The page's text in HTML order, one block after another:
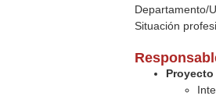
Departamento/
Situación
Proyecto